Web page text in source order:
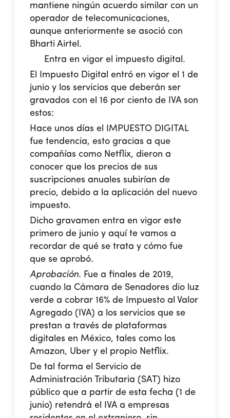
mantiene ningún acuerdo similar con un
operador de telecomunicaciones,
aunque anteriormente se asoció con
Bharti Airtel.
Entra en vigor el impuesto digital.
El Impuesto Digital entró en vigor el 1 de
junio y los servicios que deberán ser
gravados con el 16 por ciento de IVA son
estos:
Hace unos días el IMPUESTO DIGITAL
fue tendencia, esto gracias a que
compañías como Netflix, dieron a
conocer que los precios de sus
suscripciones anuales subirían de
precio, debido a la aplicación del nuevo
impuesto.
Dicho gravamen entra en vigor este
primero de junio y aquí te vamos a
recordar de qué se trata y cómo fue
que se aprobó.
Aprobación. Fue a finales de 2019,
cuando la Cámara de Senadores dio luz
verde a cobrar 16% de Impuesto al Valor
Agregado (IVA) a los servicios que se
prestan a través de plataformas
digitales en México, tales como los
Amazon, Uber y el propio Netflix.
De tal forma el Servicio de
Administración Tributaria (SAT) hizo
público que a partir de esta fecha (1 de
junio) retendrá el IVA a empresas